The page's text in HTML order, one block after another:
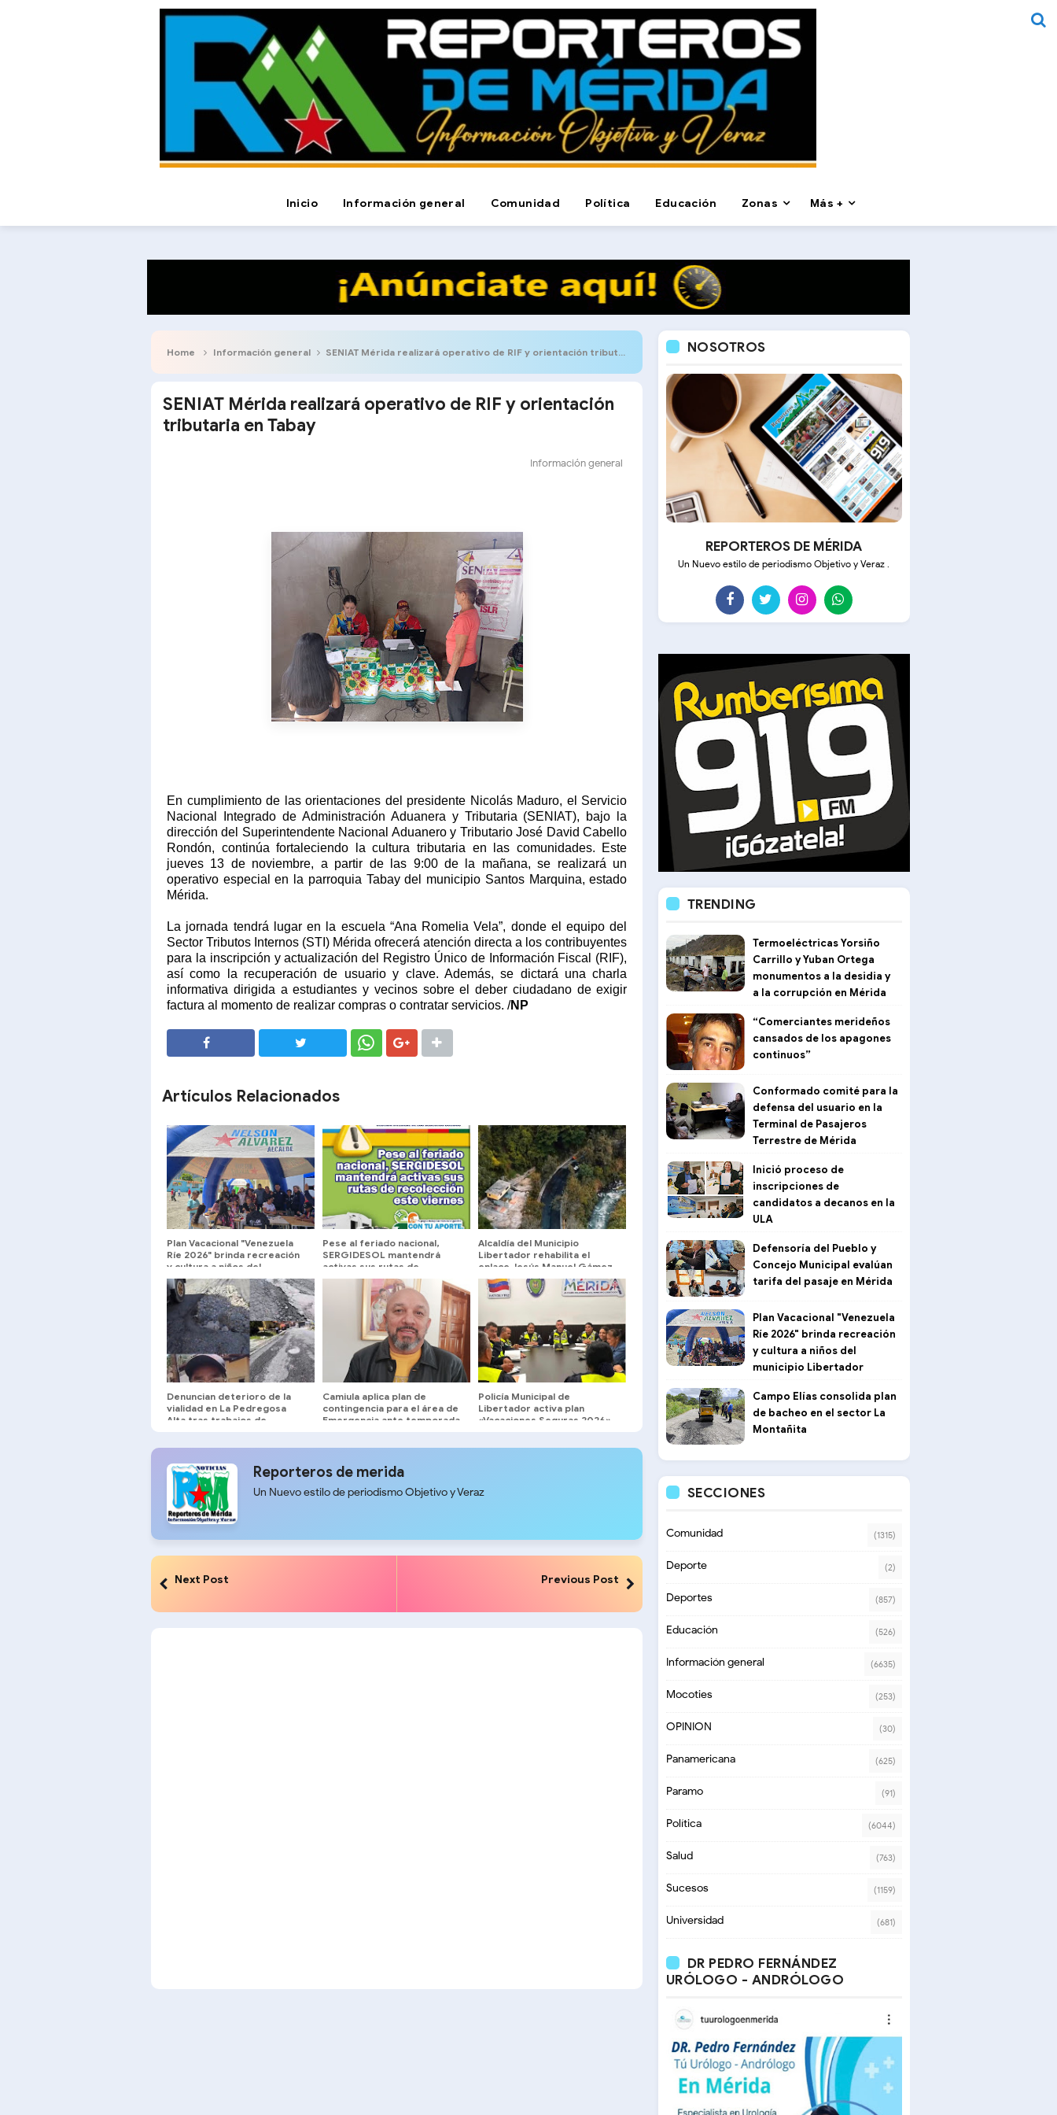
Inicio Información general Comunidad Política Educación Zonas Más +
Home Información general SENIAT Mérida realizará operativo de RIF y orientación tributaria en Tabay
SENIAT Mérida realizará operativo de RIF y orientación
tributaria en Tabay
Información general
En cumplimiento de las orientaciones del presidente Nicolás Maduro, el Servicio
Nacional Integrado de Administración Aduanera y Tributaria (SENIAT), bajo la
dirección del Superintendente Nacional Aduanero y Tributario José David Cabello
Rondón, continúa fortaleciendo la cultura tributaria en las comunidades. Este
jueves 13 de noviembre, a partir de las 9:00 de la mañana, se realizará un
operativo especial en la parroquia Tabay del municipio Santos Marquina, estado
Mérida.
La jornada tendrá lugar en la escuela “Ana Romelia Vela”, donde el equipo del
Sector Tributos Internos (STI) Mérida ofrecerá atención directa a los contribuyentes
para la inscripción y actualización del Registro Único de Información Fiscal (RIF),
así como la recuperación de usuario y clave. Además, se dictará una charla
informativa dirigida a estudiantes y vecinos sobre el deber ciudadano de exigir
factura al momento de realizar compras o contratar servicios. /NP
Artículos Relacionados
Plan Vacacional "Venezuela
Ríe 2026" brinda recreación
y cultura a niños del
municipio Libertador
Pese al feriado nacional,
SERGIDESOL mantendrá
activas sus rutas de
recolección este viernes
Alcaldía del Municipio
Libertador rehabilita el
enlace Jesús Manuel Gámez
Arellano
Denuncian deterioro de la
vialidad en La Pedregosa
Alta tras trabajos de
Camiula aplica plan de
contingencia para el área de
Emergencia ante temporada
Policía Municipal de
Libertador activa plan
«Vacaciones Seguras 2026»
Reporteros de merida
Un Nuevo estilo de periodismo Objetivo y Veraz
Next Post Previous Post
NOSOTROS
REPORTEROS DE MÉRIDA
Un Nuevo estilo de periodismo Objetivo y Veraz .
TRENDING
Termoeléctricas Yorsiño
Carrillo y Yuban Ortega
monumentos a la desidia y
a la corrupción en Mérida
“Comerciantes merideños
cansados de los apagones
continuos”
Conformado comité para la
defensa del usuario en la
Terminal de Pasajeros
Terrestre de Mérida
Inició proceso de
inscripciones de
candidatos a decanos en la
ULA
Defensoría del Pueblo y
Concejo Municipal evalúan
tarifa del pasaje en Mérida
Plan Vacacional "Venezuela
Ríe 2026" brinda recreación
y cultura a niños del
municipio Libertador
Campo Elías consolida plan
de bacheo en el sector La
Montañita
SECCIONES
Comunidad (1315)
Deporte (2)
Deportes (857)
Educación (526)
Información general (6635)
Mocoties (253)
OPINION (30)
Panamericana (625)
Paramo (91)
Política (6044)
Salud (763)
Sucesos (1159)
Universidad (681)
DR PEDRO FERNÁNDEZ
URÓLOGO - ANDRÓLOGO